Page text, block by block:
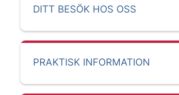
DITT BESÖK HOS OSS
PRAKTISK INFORMATION